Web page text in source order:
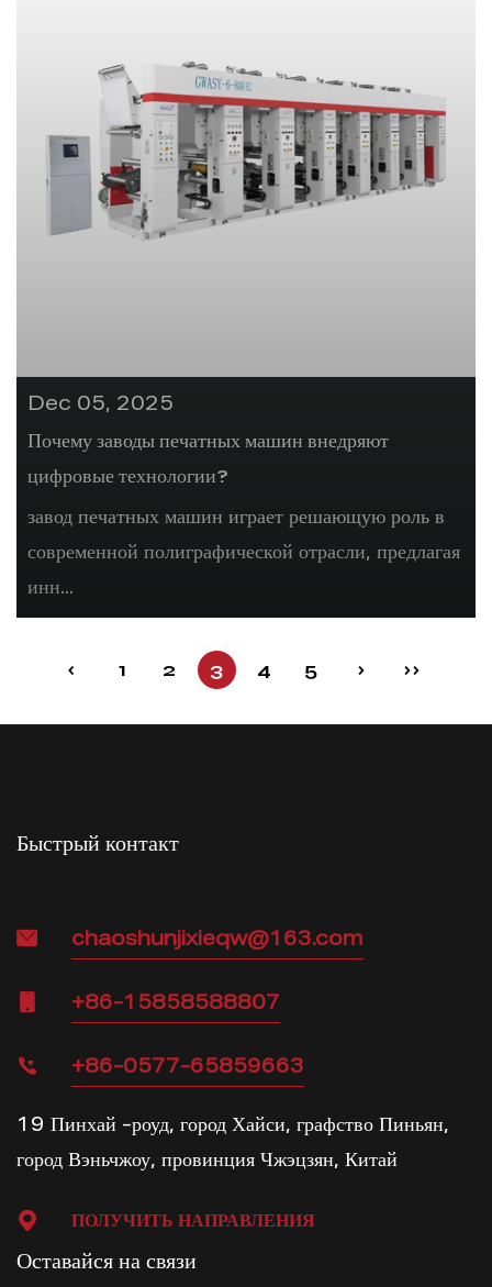
Dec 05, 2025
Почему заводы печатных машин внедряют
цифровые технологии?
завод печатных машин играет решающую роль в
современной полиграфической отрасли, предлагая
инн...
‹ 1 2 3 4 5 › ››
Быстрый контакт
chaoshunjixieqw@163.com
+86-15858588807
+86-0577-65859663
19 Пинхай -роуд, город Хайси, графство Пиньян,
город Вэньчжоу, провинция Чжэцзян, Китай
ПОЛУЧИТЬ НАПРАВЛЕНИЯ
Оставайся на связи